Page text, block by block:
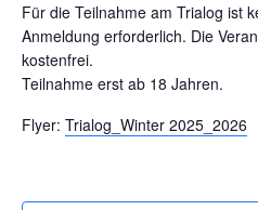
Für die Teilnahme am Trialog ist
Anmeldung erforderlich. Die
kostenfrei.
Teilnahme erst ab 18 Jahren.
Flyer: Trialog_Winter 2025_2026